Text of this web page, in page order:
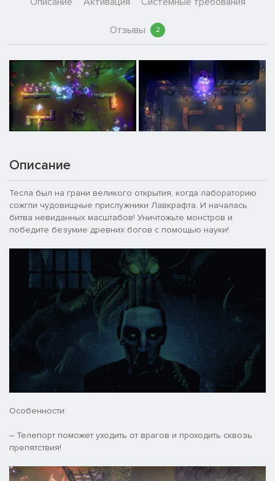
Отзывы 2
Описание
Тесла был на грани великого открытия, когда лабораторию
сожгли чудовищные прислужники Лавкрафта. И началась
битва невиданных масштабов! Уничтожьте монстров и
победите безумие древних богов с помощью науки!
Особенности:
– Телепорт поможет уходить от врагов и проходить сквозь
препятствия!